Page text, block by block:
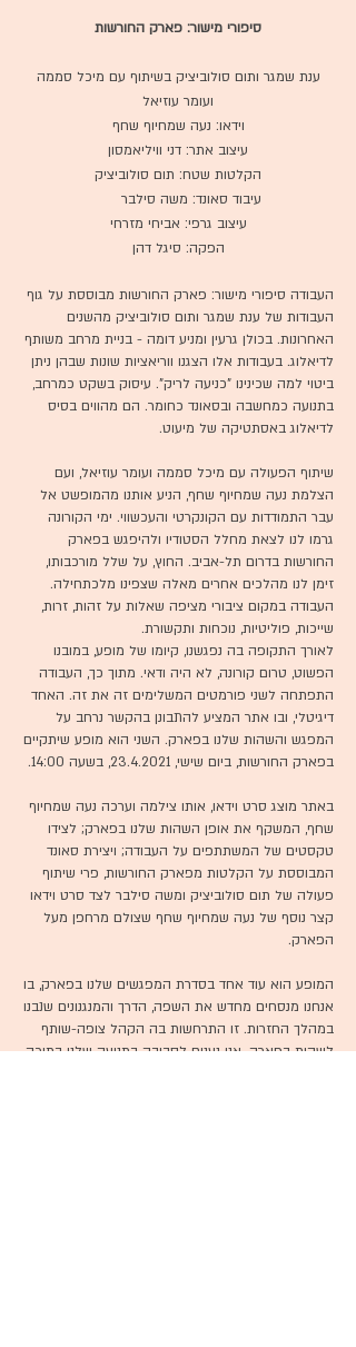
סיפורי מישור: פארק החורשות
ענת שמגר ותום סולוביציק בשיתוף עם מיכל סממה
ועומר עוזיאל
וידאו: נעה שמחיוף שחף
עיצוב אתר: דני וויליאמסון
הקלטות שטח: תום סולוביציק
עיבוד סאונד: משה סילבר
עיצוב גרפי: אביחי מזרחי
הפקה: סיגל דהן
העבודה סיפורי מישור: פארק החורשות מבוססת על גוף
העבודות של ענת שמגר ותום סולוביציק מהשנים
האחרונות. בכולן גרעין ומניע דומה - בניית מרחב משותף
לדיאלוג. בעבודות אלו הצגנו ווריאציות שונות שבהן ניתן
ביטוי למה שכינינו "כניעה לריק". עיסוק בשקט כמרחב,
בתנועה כמחשבה ובסאונד כחומר. הם מהווים בסיס
לדיאלוג באסתטיקה של מיעוט.
שיתוף הפעולה עם מיכל סממה ועומר עוזיאל, ועם
הצלמת נעה שמחיוף שחף, הניע אותנו מהמופשט אל
עבר התמודדות עם הקונקרטי והעכשווי. ימי הקורונה
גרמו לנו לצאת מחלל הסטודיו ולהיפגש בפארק
החורשות בדרום תל-אביב. החוץ, על שלל מורכבותו,
זימן לנו מהלכים אחרים מאלה שצפינו מלכתחילה.
העבודה במקום ציבורי מציפה שאלות על זהות, זרות,
שייכות, פוליטיות, נוכחות ותקשורת.
לאורך התקופה בה נפגשנו, קיומו של מופע, במובנו
הפשוט, טרום קורונה, לא היה ודאי. מתוך כך, העבודה
התפתחה לשני פורמטים המשלימים זה את זה. האחד
דיגיטלי, ובו אתר המציע להתבונן בהקשר נרחב על
המפגש והשהות שלנו בפארק. השני הוא מופע שיתקיים
בפארק החורשות, ביום שישי, 23.4.2021, בשעה 14:00.
באתר מוצג סרט וידאו, אותו צילמה וערכה נעה שמחיוף
שחף, המשקף את אופן השהות שלנו בפארק; לצידו
טקסטים של המשתתפים על העבודה; ויצירת סאונד
המבוססת על הקלטות מפארק החורשות, פרי שיתוף
פעולה של תום סולוביציק ומשה סילבר לצד סרט וידאו
קצר נוסף של נעה שמחיוף שחף שצולם מרחפן מעל
הפארק.
המופע הוא עוד אחד בסדרת המפגשים שלנו בפארק, בו
אנחנו מנסחים מחדש את השפה, הדרך והמנגנונים שנבנו
במהלך החזרות. זו התרחשות בה הקהל צופה-שותף
לשהות בפארק. אנו נענים לסביבה בתנועה שלנו בתוכה,